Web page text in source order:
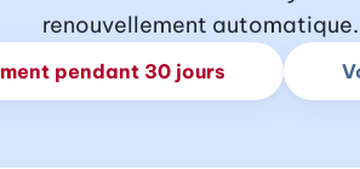
renouvellement automatique.
pendant 30 jours